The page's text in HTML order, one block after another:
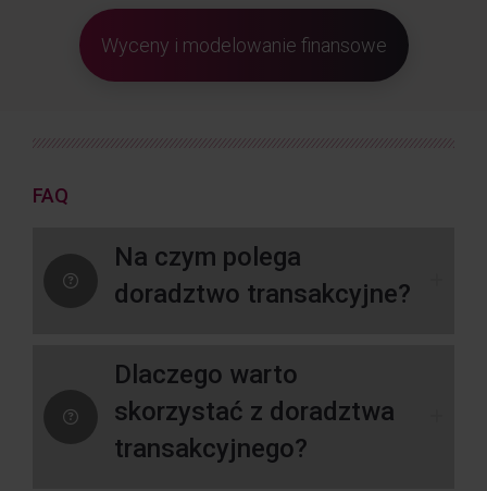
Wyceny i modelowanie finansowe
FAQ
Na czym polega
doradztwo transakcyjne?
Dlaczego warto
skorzystać z doradztwa
transakcyjnego?